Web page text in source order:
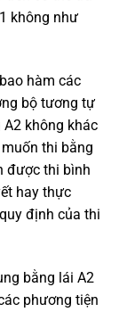
không như
hàm các
bộ tương tự
không khác
thi bằng
được thi bình
hay thực
định của thi
bằng lái A2
phương tiện